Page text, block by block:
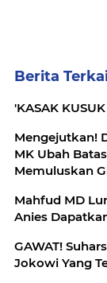
Berita
'KASAK
Mengejutkan!
MK Ubah
Memuluskan
Mahfud MD
Anies
GAWAT!
Jokowi Yang